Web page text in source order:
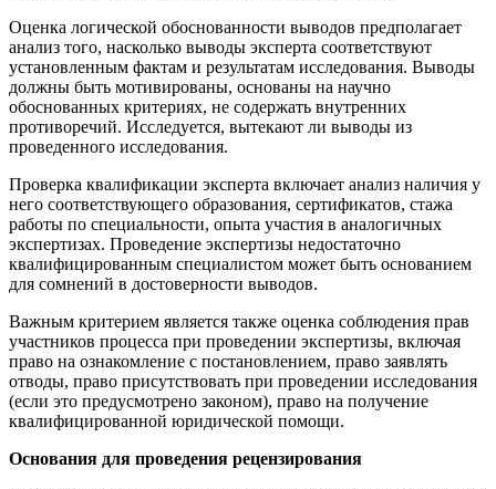
Оценка логической обоснованности выводов предполагает
анализ того, насколько выводы эксперта соответствуют
установленным фактам и результатам исследования. Выводы
должны быть мотивированы, основаны на научно
обоснованных критериях, не содержать внутренних
противоречий. Исследуется, вытекают ли выводы из
проведенного исследования.
Проверка квалификации эксперта включает анализ наличия у
него соответствующего образования, сертификатов, стажа
работы по специальности, опыта участия в аналогичных
экспертизах. Проведение экспертизы недостаточно
квалифицированным специалистом может быть основанием
для сомнений в достоверности выводов.
Важным критерием является также оценка соблюдения прав
участников процесса при проведении экспертизы, включая
право на ознакомление с постановлением, право заявлять
отводы, право присутствовать при проведении исследования
(если это предусмотрено законом), право на получение
квалифицированной юридической помощи.
Основания для проведения рецензирования